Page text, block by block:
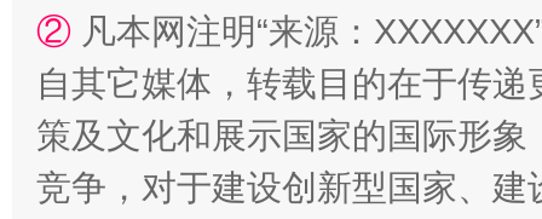
② 凡本网注明“来源：
自其它媒体，转载目的在于传
策及文化和展示国家的国际形
竞争，对于建设创新型国家、